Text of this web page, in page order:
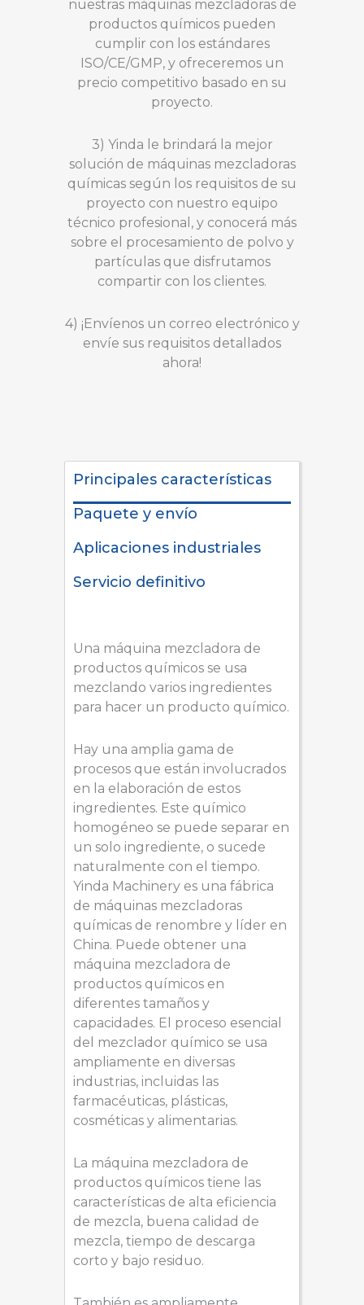
nuestras máquinas mezcladoras de
productos químicos pueden
cumplir con los estándares
ISO/CE/GMP, y ofreceremos un
precio competitivo basado en su
proyecto.
3) Yinda le brindará la mejor
solución de máquinas mezcladoras
químicas según los requisitos de su
proyecto con nuestro equipo
técnico profesional, y conocerá más
sobre el procesamiento de polvo y
partículas que disfrutamos
compartir con los clientes.
4) ¡Envíenos un correo electrónico y
envíe sus requisitos detallados
ahora!
Principales características
Paquete y envío
Aplicaciones industriales
Servicio definitivo
Una máquina mezcladora de
productos químicos se usa
mezclando varios ingredientes
para hacer un producto químico.
Hay una amplia gama de
procesos que están involucrados
en la elaboración de estos
ingredientes. Este químico
homogéneo se puede separar en
un solo ingrediente, o sucede
naturalmente con el tiempo.
Yinda Machinery es una fábrica
de máquinas mezcladoras
químicas de renombre y líder en
China. Puede obtener una
máquina mezcladora de
productos químicos en
diferentes tamaños y
capacidades. El proceso esencial
del mezclador químico se usa
ampliamente en diversas
industrias, incluidas las
farmacéuticas, plásticas,
cosméticas y alimentarias.
La máquina mezcladora de
productos químicos tiene las
características de alta eficiencia
de mezcla, buena calidad de
mezcla, tiempo de descarga
corto y bajo residuo.